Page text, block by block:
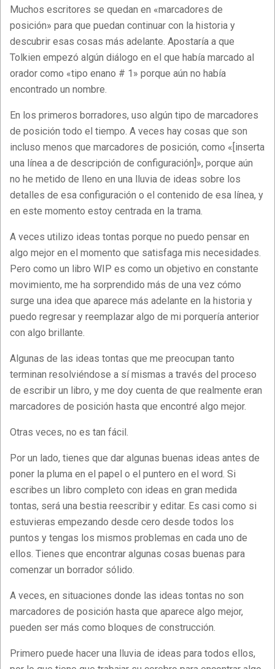
Muchos escritores se quedan en «marcadores de
posición» para que puedan continuar con la historia y
descubrir esas cosas más adelante. Apostaría a que
Tolkien empezó algún diálogo en el que había marcado al
orador como «tipo enano # 1» porque aún no había
encontrado un nombre.
En los primeros borradores, uso algún tipo de marcadores
de posición todo el tiempo. A veces hay cosas que son
incluso menos que marcadores de posición, como «[inserta
una línea a de descripción de configuración]», porque aún
no he metido de lleno en una lluvia de ideas sobre los
detalles de esa configuración o el contenido de esa línea, y
en este momento estoy centrada en la trama.
A veces utilizo ideas tontas porque no puedo pensar en
algo mejor en el momento que satisfaga mis necesidades.
Pero como un libro WIP es como un objetivo en constante
movimiento, me ha sorprendido más de una vez cómo
surge una idea que aparece más adelante en la historia y
puedo regresar y reemplazar algo de mi porquería anterior
con algo brillante.
Algunas de las ideas tontas que me preocupan tanto
terminan resolviéndose a sí mismas a través del proceso
de escribir un libro, y me doy cuenta de que realmente eran
marcadores de posición hasta que encontré algo mejor.
Otras veces, no es tan fácil.
Por un lado, tienes que dar algunas buenas ideas antes de
poner la pluma en el papel o el puntero en el word. Si
escribes un libro completo con ideas en gran medida
tontas, será una bestia reescribir y editar. Es casi como si
estuvieras empezando desde cero desde todos los
puntos y tengas los mismos problemas en cada uno de
ellos. Tienes que encontrar algunas cosas buenas para
comenzar un borrador sólido.
A veces, en situaciones donde las ideas tontas no son
marcadores de posición hasta que aparece algo mejor,
pueden ser más como bloques de construcción.
Primero puede hacer una lluvia de ideas para todos ellos,